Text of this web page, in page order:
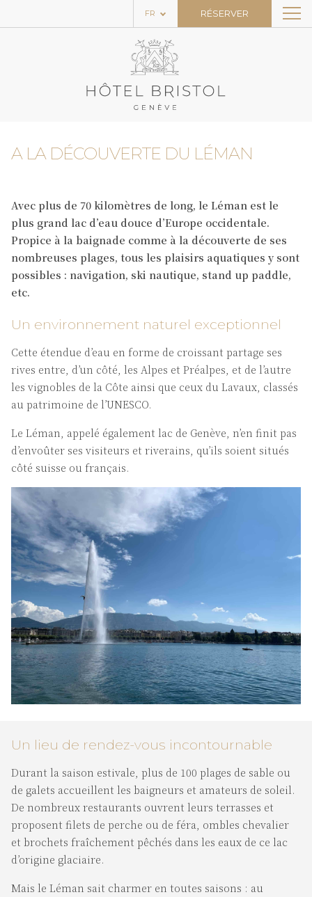
FR RÉSERVER
LE RESTAURANT & LE BAR
ACCUEIL
NEWS
EXPÉRIENCES
CONTACT
A LA DÉCOUVERTE DU LÉMAN
Avec plus de 70 kilomètres de long, le Léman est le
plus grand lac d’eau douce d’Europe occidentale.
Propice à la baignade comme à la découverte de ses
nombreuses plages, tous les plaisirs aquatiques y sont
possibles : navigation, ski nautique, stand up paddle,
etc.
Un environnement naturel exceptionnel
Cette étendue d’eau en forme de croissant partage ses
rives entre, d’un côté, les Alpes et Préalpes, et de l’autre
les vignobles de la Côte ainsi que ceux du Lavaux, classés
au patrimoine de l’UNESCO.
Le Léman, appelé également lac de Genève, n’en finit pas
d’envoûter ses visiteurs et riverains, qu’ils soient situés
côté suisse ou français.
Un lieu de rendez-vous incontournable
Durant la saison estivale, plus de 100 plages de sable ou
de galets accueillent les baigneurs et amateurs de soleil.
De nombreux restaurants ouvrent leurs terrasses et
proposent filets de perche ou de féra, ombles chevalier
et brochets fraîchement pêchés dans les eaux de ce lac
d’origine glaciaire.
Mais le Léman sait charmer en toutes saisons : au